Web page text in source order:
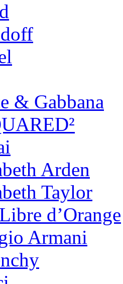
& Gabbana
Arden
Taylor
d’Orange
Armani